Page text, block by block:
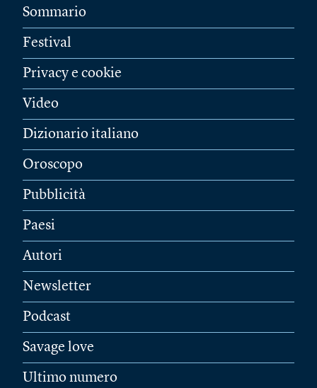
Sommario
Festival
Privacy e cookie
Video
Dizionario italiano
Oroscopo
Pubblicità
Paesi
Autori
Newsletter
Podcast
Savage love
Ultimo numero